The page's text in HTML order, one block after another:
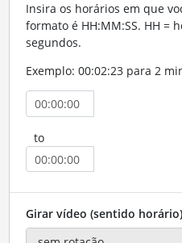
Insira os horários em que
formato é HH:MM:SS. HH =
segundos.
Exemplo: 00:02:23 para 2
to
Girar vídeo (sentido